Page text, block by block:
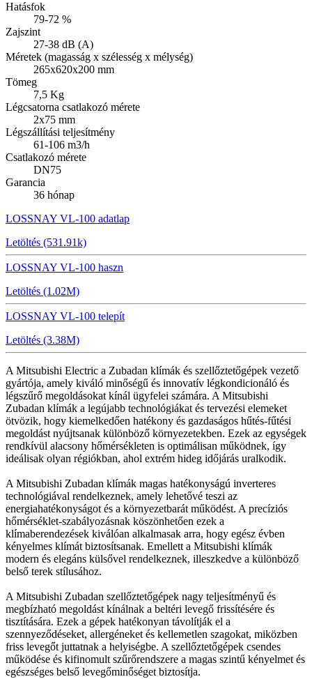
Hatásfok
79-72 %
Zajszint
27-38 dB (A)
Méretek (magasság x szélesség x mélység)
265x620x200 mm
Tömeg
7,5 Kg
Légcsatorna csatlakozó mérete
2x75 mm
Légszállítási teljesítmény
61-106 m3/h
Csatlakozó mérete
DN75
Garancia
36 hónap
LOSSNAY VL-100 adatlap
Letöltés (531.91k)
LOSSNAY VL-100 haszn
Letöltés (1.02M)
LOSSNAY VL-100 telepít
Letöltés (3.38M)
A Mitsubishi Electric a Zubadan klímák és szellőztetőgépek vezető
gyártója, amely kiváló minőségű és innovatív légkondicionáló és
légszűrő megoldásokat kínál ügyfelei számára. A Mitsubishi
Zubadan klímák a legújabb technológiákat és tervezési elemeket
ötvözik, hogy kiemelkedően hatékony és gazdaságos hűtés-fűtési
megoldást nyújtsanak különböző környezetekben. Ezek az egységek
rendkívül alacsony hőmérsékleten is optimálisan működnek, így
ideálisak olyan régiókban, ahol extrém hideg időjárás uralkodik.
A Mitsubishi Zubadan klímák magas hatékonyságú inverteres
technológiával rendelkeznek, amely lehetővé teszi az
energiahatékonyságot és a környezetbarát működést. A precíziós
hőmérséklet-szabályozásnak köszönhetően ezek a
klímaberendezések kiválóan alkalmasak arra, hogy egész évben
kényelmes klímát biztosítsanak. Emellett a Mitsubishi klímák
modern és elegáns külsővel rendelkeznek, illeszkedve a különböző
belső terek stílusához.
A Mitsubishi Zubadan szellőztetőgépek nagy teljesítményű és
megbízható megoldást kínálnak a beltéri levegő frissítésére és
tisztítására. Ezek a gépek hatékonyan távolítják el a
szennyeződéseket, allergéneket és kellemetlen szagokat, miközben
friss levegőt juttatnak a helyiségbe. A szellőztetőgépek csendes
működése és kifinomult szűrőrendszere a magas szintű kényelmet és
egészséges belső levegőminőséget biztosítja.